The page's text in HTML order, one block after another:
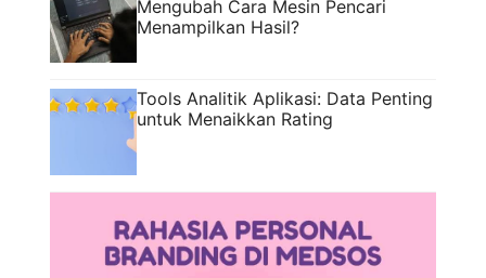
Mengubah Cara Mesin Pencari
Menampilkan Hasil?
Tools Analitik Aplikasi: Data Penting
untuk Menaikkan Rating